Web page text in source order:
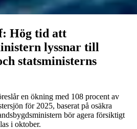
Hög tid att
lyssnar till
statsministerns
en ökning med 108 procent av
för 2025, baserat på osäkra
bör agera försiktigt
i oktober.